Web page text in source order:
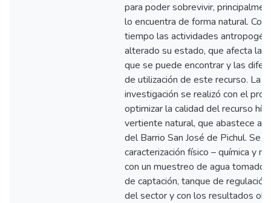
para poder sobrevivir,
lo encuentra de forma natural.
tiempo las actividades
alterado su estado, que afecta la
que se puede encontrar y las
de utilización de este recurso. La
investigación se realizó con el
optimizar la calidad del recurso
vertiente natural, que abastece a
del Barrio San José de Pichul. Se
caracterización físico – química y
con un muestreo de agua tomado
de captación, tanque de
del sector y con los resultados